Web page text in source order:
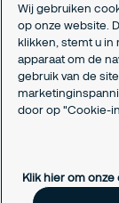
Juridisch
Privacyverklaring
Algemene
Responsible
Cookie-
Wij gebruiken
op onze website.
klikken, stemt u in
apparaat om de
gebruik van de
door op "Cookie-
Klik hier om